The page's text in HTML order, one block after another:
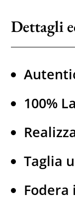
Dettagli
100%
Taglia
Fodera